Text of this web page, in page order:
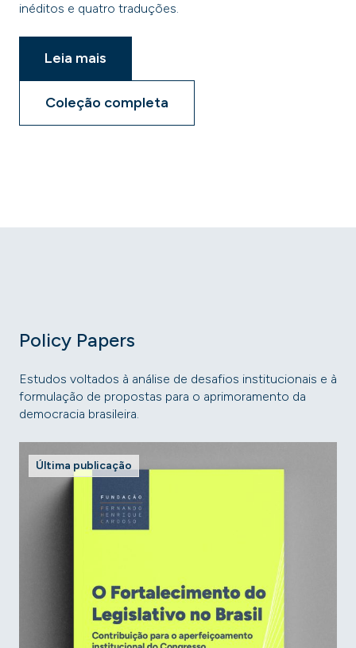
inéditos e quatro traduções.
Leia mais
Coleção completa
Policy Papers
Estudos voltados à análise de desafios institucionais e à
formulação de propostas para o aprimoramento da
democracia brasileira.
Última publicação